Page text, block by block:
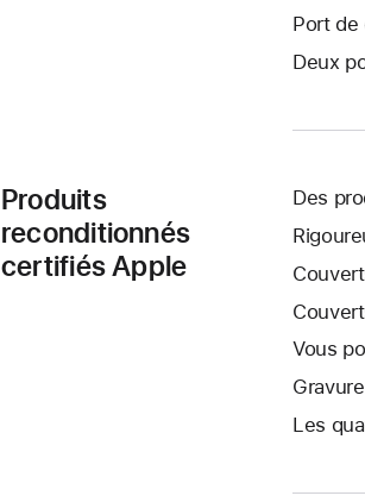
Port de
Deux
Produits
reconditionnés
certifiés Apple
Des
Vous
Les